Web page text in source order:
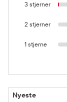
3 stjerner
2 stjerner
1 stjerne